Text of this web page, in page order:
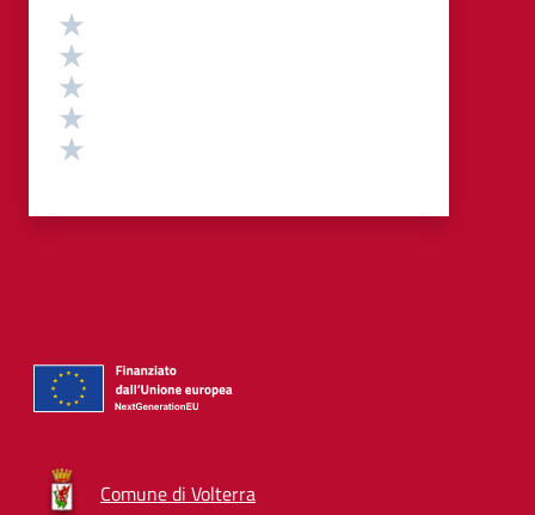
Valutazione
Comune di Volterra